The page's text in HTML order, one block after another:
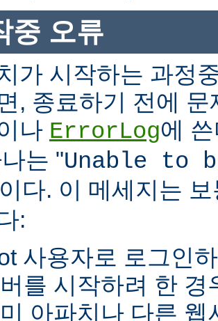
중 오류
가 시작하는 과정
, 종료하기 전에
나 ErrorLog에
는 "Unable to
다. 이 메세지는
:
사용자로 로그인
를 시작하려 한 경
아파치나 다른